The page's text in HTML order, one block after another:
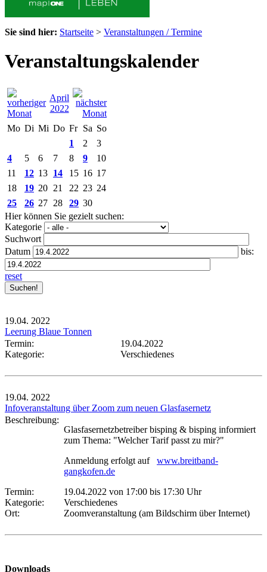
Sie sind hier: Startseite > Veranstaltungen / Termine
Veranstaltungskalender
April
2022
Mo Di Mi Do Fr Sa So
1
2
3
4
5 6 7 8 9
10
11
12 13 14 15 16 17
18
19 20 21 22 23 24
25
26 27 28 29 30
Hier können Sie gezielt suchen:
Kategorie
Suchwort
Datum
bis:
reset
19.04. 2022
Leerung Blaue Tonnen
Termin:
19.04.2022
Kategorie:
Verschiedenes
19.04. 2022
Infoveranstaltung über Zoom zum neuen Glasfasernetz
Beschreibung:
Glasfasernetzbetreiber bisping & bisping informiert
zum Thema: "Welcher Tarif passt zu mir?"
Anmeldung erfolgt auf www.breitband-
gangkofen.de
Termin:
19.04.2022 von 17:00 bis 17:30 Uhr
Kategorie:
Verschiedenes
Ort:
Zoomveranstaltung (am Bildschirm über Internet)
Downloads